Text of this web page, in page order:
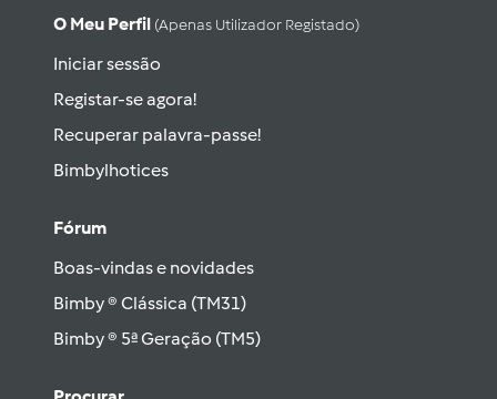
O Meu Perfil (apenas Utilizador Registado)
Iniciar sessão
Registar-se agora!
Recuperar palavra-passe!
Bimbylhotices
Fórum
Boas-vindas e novidades
Bimby ® Clássica (TM31)
Bimby ® 5ª Geração (TM5)